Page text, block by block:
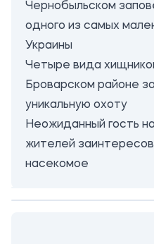
Чернобыльском
одного из самых
Украины
Четыре вида
Броварском районе
уникальную охоту
Неожиданный гость
жителей
насекомое